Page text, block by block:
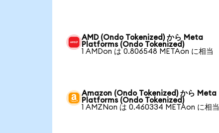
AMD (Ondo Tokenized) から Meta
Platforms (Ondo Tokenized)
1 AMDon は 0.806548 METAon に相当
Amazon (Ondo Tokenized) から Meta
Platforms (Ondo Tokenized)
1 AMZNon は 0.460334 METAon に相当